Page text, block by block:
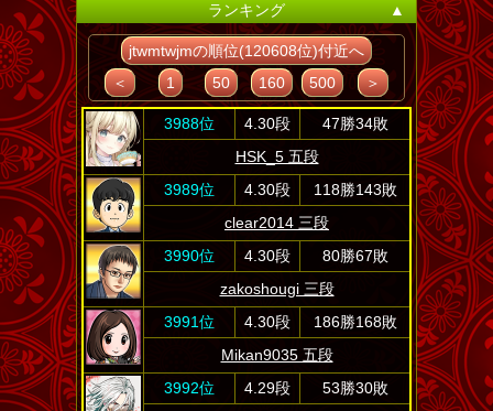
ランキング
▲
jtwmtwjmの順位(120608位)付近へ
＜
1 50 160 500 ＞
3988位 4.30段
47勝34敗
HSK_5 五段
3989位
4.30段
118勝143敗
clear2014 三段
3990位
4.30段
80勝67敗
zakoshougi 三段
3991位
4.30段
186勝168敗
Mikan9035 五段
3992位
4.29段
53勝30敗